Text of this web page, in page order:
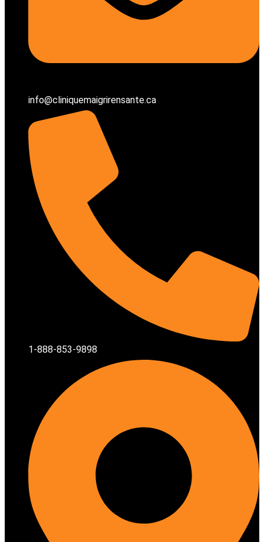
info@cliniquemaigrirensante.ca
1-888-853-9898